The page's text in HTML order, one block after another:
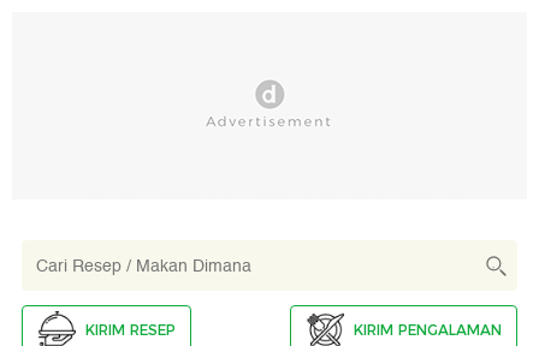
KIRIM RESEP KIRIM PENGALAMAN